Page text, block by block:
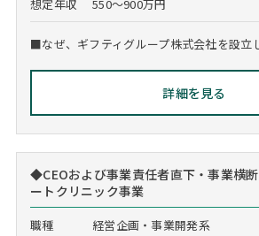
想定年収 550～900万円
■なぜ、ギフティグループ株式会社を設立
詳細を見る
◆CEOおよび事業責任者直下・事業横
ートクリニック事業
職種 経営企画・事業開発系